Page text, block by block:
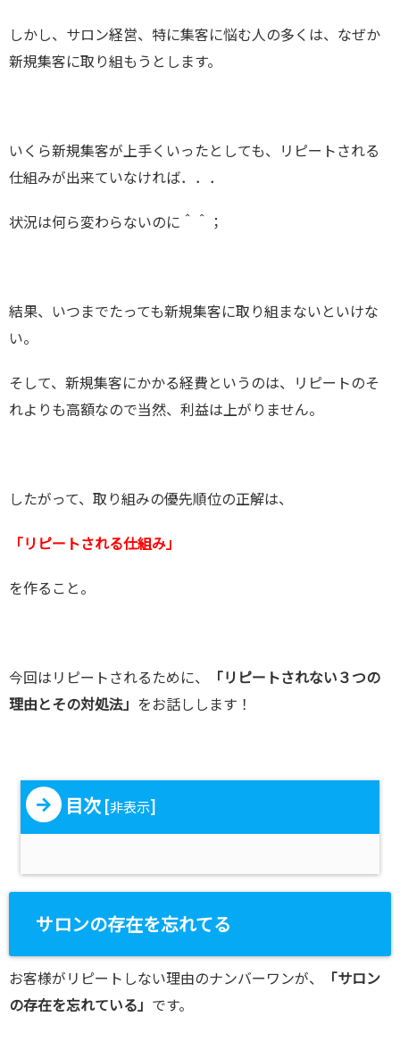
しかし、サロン経営、特に集客に悩む人の多くは、なぜか
新規集客に取り組もうとします。
いくら新規集客が上手くいったとしても、リピートされる
仕組みが出来ていなければ．．．
状況は何ら変わらないのに＾＾；
結果、いつまでたっても新規集客に取り組まないといけな
い。
そして、新規集客にかかる経費というのは、リピートのそ
れよりも高額なので当然、利益は上がりません。
したがって、取り組みの優先順位の正解は、
「リピートされる仕組み」
を作ること。
今回はリピートされるために、
「リピートされない３つの
理由とその対処法」 をお話しします！
目次 [非表示]
サロンの存在を忘れてる
お客様がリピートしない理由のナンバーワンが、
「サロン
の存在を忘れている」 です。